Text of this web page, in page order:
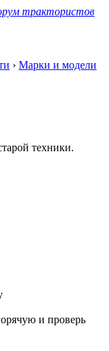
трактористов
› Марки и модели
техники.
и проверь